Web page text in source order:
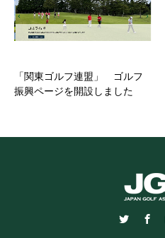
「関東ゴルフ連盟」 ゴルフ
振興ページを開設しました
RSS